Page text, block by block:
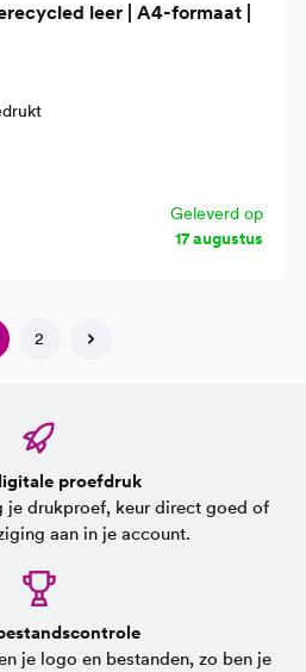
leer | A4-formaat |
Geleverd op
17 augustus
2
proefdruk
je drukproef, keur direct goed of
aan in je account.
je logo en bestanden, zo ben je